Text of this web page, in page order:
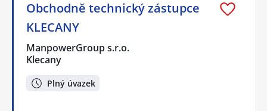
Obchodně technický zástupce
KLECANY
ManpowerGroup s.r.o.
Klecany
Plný úvazek